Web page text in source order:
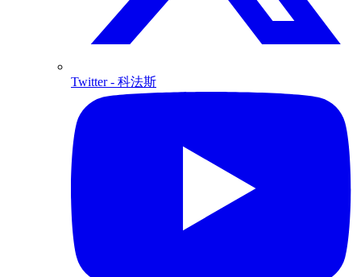
Twitter- 科法斯